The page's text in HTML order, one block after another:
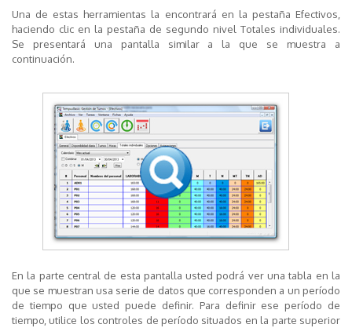
Una de estas herramientas la encontrará en la pestaña Efectivos
haciendo clic en la pestaña de segundo nivel Totales individuales.
Se presentará una pantalla similar a la que se muestra a
continuación.
En la parte central de esta pantalla usted podrá ver una tabla en la
que se muestran usa serie de datos que corresponden a un período
de tiempo que usted puede definir. Para definir ese período de
tiempo, utilice los controles de período situados en la parte superior